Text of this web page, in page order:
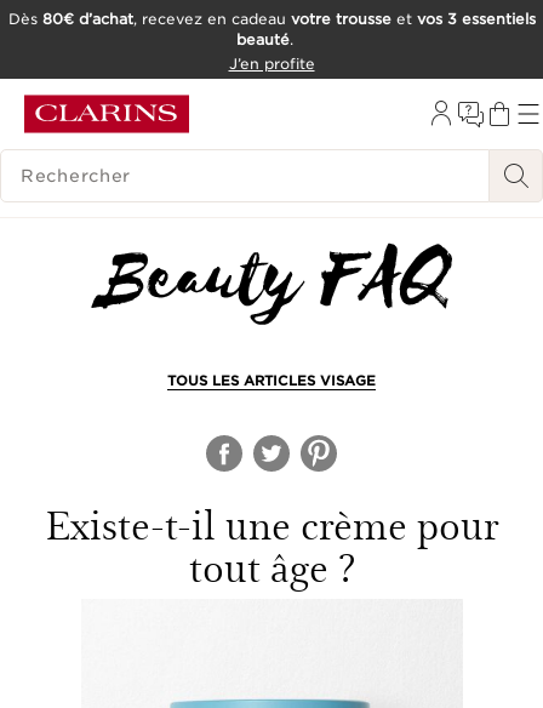
OUTIL D'ACCESSIBILITÉ
Dès 80€ d’achat, recevez en cadeau votre trousseet vos 3 essentiels
beauté.
J’en profite
HISTORIQUE DES RECHERCHES
TOUS LES ARTICLES VISAGE
Existe-t-il une crème pour
tout âge ?